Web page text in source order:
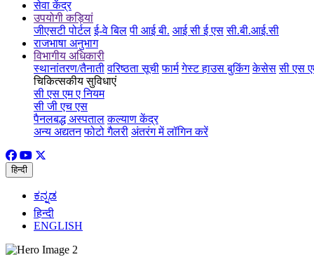
सेवा केंद्र
उपयोगी कड़ियां
जीएसटी पोर्टल ई-वे बिल पी आई बी. आई सी ई एस सी.बी.आई.सी
राजभाषा अनुभाग
विभागीय अधिकारी
स्थानांतरण/तैनाती वरिष्ठता सूची फार्म गेस्ट हाउस बुकिंग केसेस सी एस
चिकित्सकीय सुविधाएं
सी एस एम ए नियम
सी जी एच एस
पैनलबद्ध अस्पताल कल्याण केंद्र
अन्य अद्यतन फोटो गैलरी अंतरंग में लॉगिन करें
हिन्दी
ಕನ್ನಡ
हिन्दी
ENGLISH